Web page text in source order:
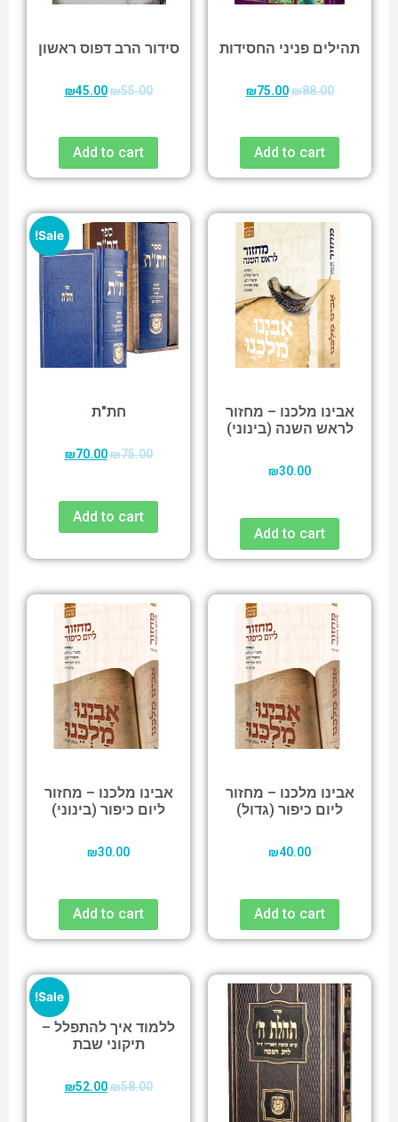
תהילים פניני החסידות
₪88.00
₪75.00
Add to cart
סידור הרב דפוס ראשון
₪55.00
₪45.00
Add to cart
אבינו מלכנו – מחזור
לראש השנה (בינוני)
₪30.00
Add to cart
Sale!
חת"ת
₪75.00
₪70.00
Add to cart
אבינו מלכנו – מחזור
ליום כיפור (גדול)
₪40.00
Add to cart
אבינו מלכנו – מחזור
ליום כיפור (בינוני)
₪30.00
Add to cart
Sale!
ללמוד איך להתפלל –
תיקוני שבת
₪58.00
₪52.00